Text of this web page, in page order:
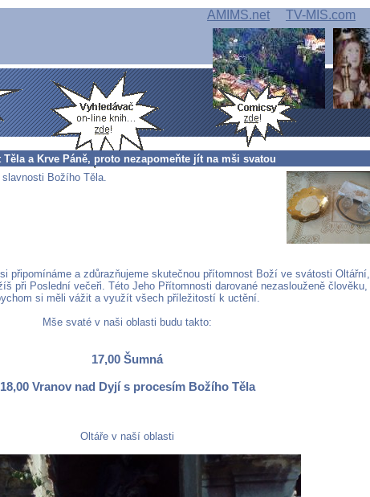
AMIMS.net TV-MIS.com
a Krve Páně, proto nezapomeňte jít na mši svatou
Božího Těla.
připomínáme a zdůrazňujeme skutečnou přítomnost Boží ve svátosti Oltářní,
při Poslední večeři. Této Jeho Přítomnosti darované nezaslouženě člověku,
si měli vážit a využít všech příležitostí k uctění.
Mše svaté v naši oblasti budu takto:
17,00 Šumná
18,00 Vranov nad Dyjí s procesím Božího Těla
Oltáře v naší oblasti